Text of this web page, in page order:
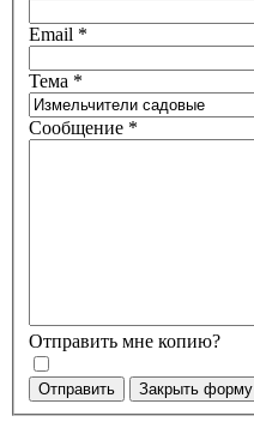
Email *
Тема *
Сообщение *
Отправить мне копию?
Отправить Закрыть форму